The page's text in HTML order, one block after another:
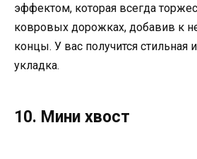
эффектом, которая всегда
ковровых дорожках, добавив к
концы. У вас получится стильная
укладка.
10. Мини хвост